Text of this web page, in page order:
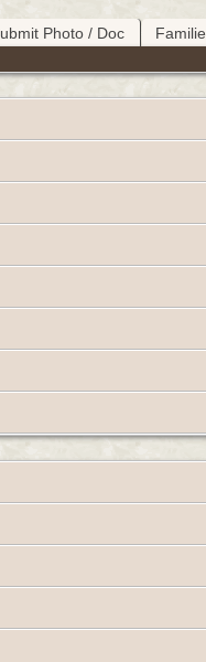
Photo / Doc Familie